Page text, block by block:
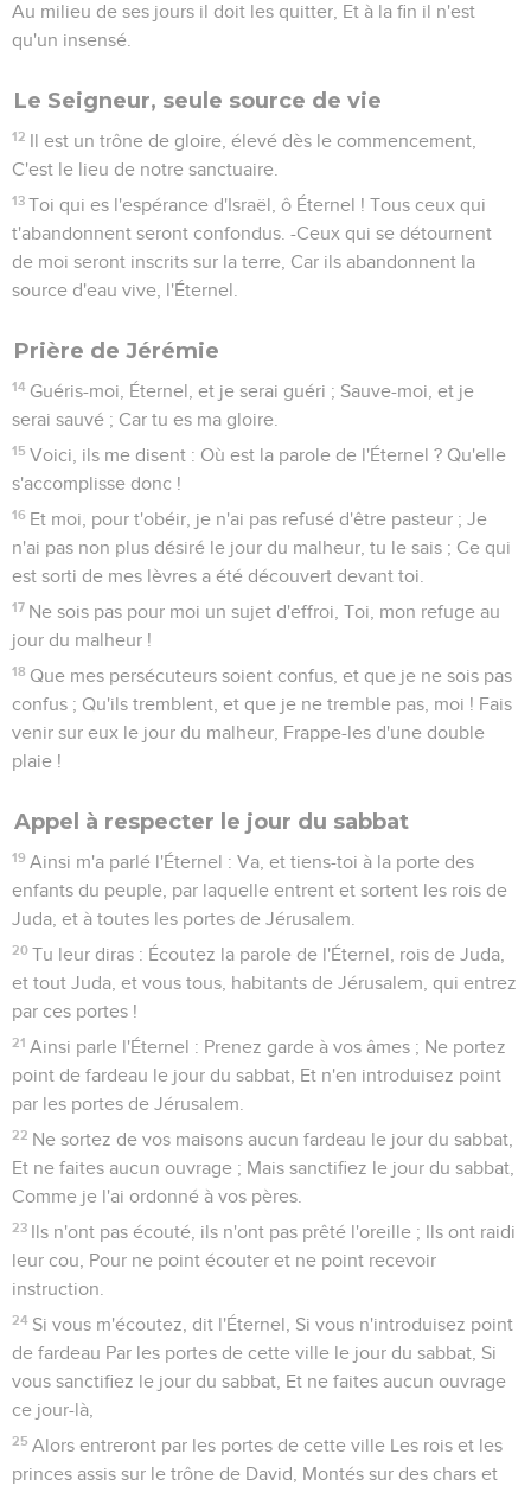
Au milieu de ses jours il doit les quitter, Et à la fin il n'est
qu'un insensé.
Le Seigneur, seule source de vie
12 Il est un trône de gloire, élevé dès le commencement,
C'est le lieu de notre sanctuaire.
13 Toi qui es l'espérance d'Israël, ô Éternel ! Tous ceux qui
t'abandonnent seront confondus. -Ceux qui se détournent
de moi seront inscrits sur la terre, Car ils abandonnent la
source d'eau vive, l'Éternel.
Prière de Jérémie
14 Guéris-moi, Éternel, et je serai guéri ; Sauve-moi, et je
serai sauvé ; Car tu es ma gloire.
15 Voici, ils me disent : Où est la parole de l'Éternel ? Qu'elle
s'accomplisse donc !
16 Et moi, pour t'obéir, je n'ai pas refusé d'être pasteur ; Je
n'ai pas non plus désiré le jour du malheur, tu le sais ; Ce qui
est sorti de mes lèvres a été découvert devant toi.
17 Ne sois pas pour moi un sujet d'effroi, Toi, mon refuge au
jour du malheur !
18 Que mes persécuteurs soient confus, et que je ne sois pas
confus ; Qu'ils tremblent, et que je ne tremble pas, moi ! Fais
venir sur eux le jour du malheur, Frappe-les d'une double
plaie !
Appel à respecter le jour du sabbat
19 Ainsi m'a parlé l'Éternel : Va, et tiens-toi à la porte des
enfants du peuple, par laquelle entrent et sortent les rois de
Juda, et à toutes les portes de Jérusalem.
20 Tu leur diras : Écoutez la parole de l'Éternel, rois de Juda,
et tout Juda, et vous tous, habitants de Jérusalem, qui entrez
par ces portes !
21 Ainsi parle l'Éternel : Prenez garde à vos âmes ; Ne portez
point de fardeau le jour du sabbat, Et n'en introduisez point
par les portes de Jérusalem.
22 Ne sortez de vos maisons aucun fardeau le jour du sabbat,
Et ne faites aucun ouvrage ; Mais sanctifiez le jour du sabbat,
Comme je l'ai ordonné à vos pères.
23 Ils n'ont pas écouté, ils n'ont pas prêté l'oreille ; Ils ont raidi
leur cou, Pour ne point écouter et ne point recevoir
instruction.
24 Si vous m'écoutez, dit l'Éternel, Si vous n'introduisez point
de fardeau Par les portes de cette ville le jour du sabbat, Si
vous sanctifiez le jour du sabbat, Et ne faites aucun ouvrage
ce jour-là,
25 Alors entreront par les portes de cette ville Les rois et les
princes assis sur le trône de David, Montés sur des chars et